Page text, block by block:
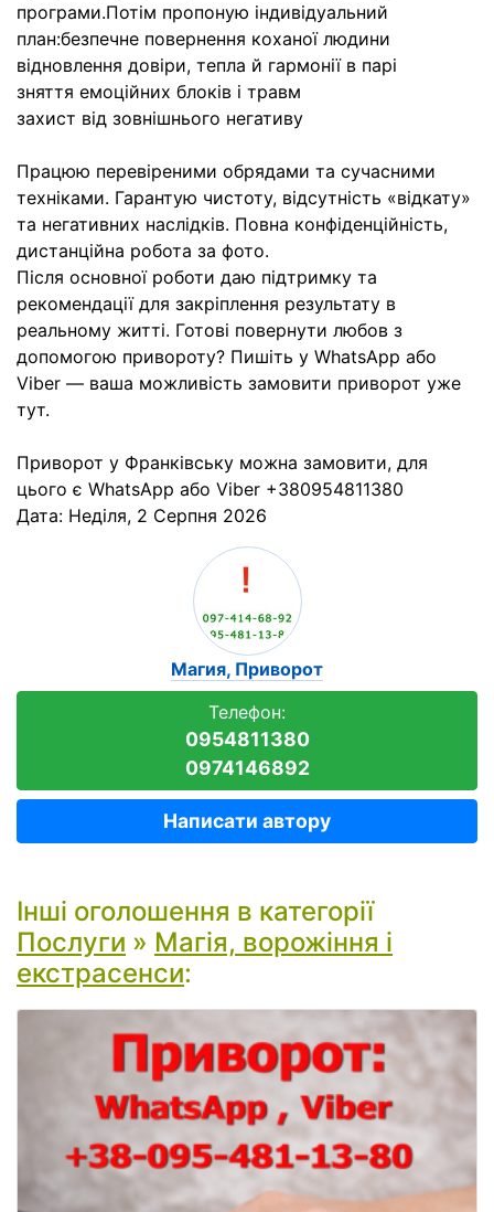
програми.Потім пропоную індивідуальний
план:безпечне повернення коханої людини
відновлення довіри, тепла й гармонії в парі
зняття емоційних блоків і травм
захист від зовнішнього негативу
Працюю перевіреними обрядами та сучасними
техніками. Гарантую чистоту, відсутність «відкату»
та негативних наслідків. Повна конфіденційність,
дистанційна робота за фото.
Після основної роботи даю підтримку та
рекомендації для закріплення результату в
реальному житті. Готові повернути любов з
допомогою привороту? Пишіть у WhatsApp або
Viber — ваша можливість замовити приворот уже
тут.
Приворот у Франківську можна замовити, для
цього є WhatsApp або Viber +380954811380
Дата: Неділя, 2 Серпня 2026
Магия, Приворот
Телефон:
0954811380
0974146892
Написати автору
Інші оголошення в категорії
Послуги » Магія, ворожіння і
екстрасенси: